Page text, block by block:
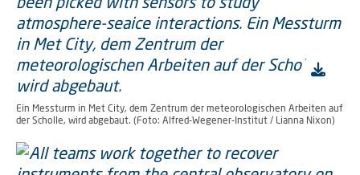
Ein Messturm in Met City, dem Zentrum der meteorologischen Arbeiten auf
der Scholle, wird abgebaut. (Foto: Alfred-Wegener-Institut / Lianna Nixon)